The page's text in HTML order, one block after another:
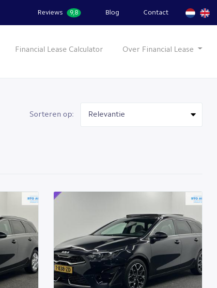
Reviews 9,8 Blog Contact
Financial Lease Calculator Over Financial Lease
Sorteren op: